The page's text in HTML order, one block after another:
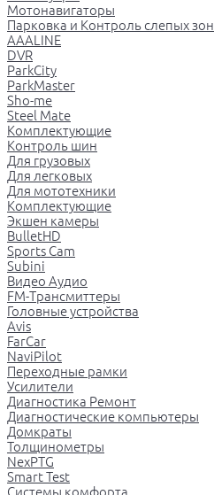
Мотонавигаторы
Парковка и Контроль слепых зон
AAALINE
DVR
ParkCity
ParkMaster
Sho-me
Steel Mate
Комплектующие
Контроль шин
Для грузовых
Для легковых
Для мототехники
Комплектующие
Экшен камеры
BulletHD
Sports Cam
Subini
Видео Аудио
FM-Трансмиттеры
Головные устройства
Avis
FarCar
NaviPilot
Переходные рамки
Усилители
Диагностика Ремонт
Диагностические компьютеры
Домкраты
Толщинометры
NexPTG
Smart Test
Системы комфорта